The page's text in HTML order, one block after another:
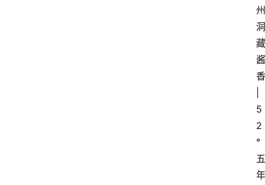
州
洞
藏
酱
香
5
2
°
五
年